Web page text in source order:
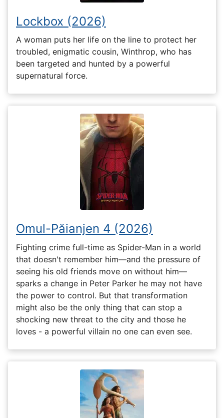
Lockbox (2026)
A woman puts her life on the line to protect her
troubled, enigmatic cousin, Winthrop, who has
been targeted and hunted by a powerful
supernatural force.
Omul-Păianjen 4 (2026)
Fighting crime full-time as Spider-Man in a world
that doesn't remember him—and the pressure of
seeing his old friends move on without him—
sparks a change in Peter Parker he may not have
the power to control. But that transformation
might also be the only thing that can stop a
shocking new threat to the city and those he
loves - a powerful villain no one can even see.